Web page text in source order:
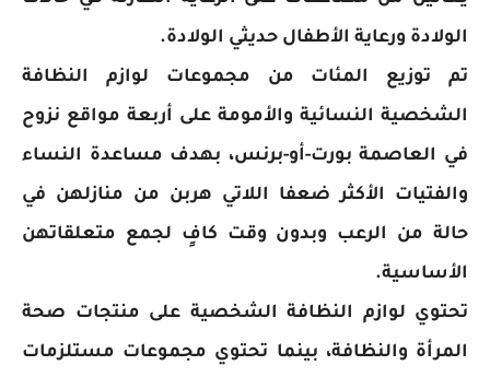
الولادة ورعاية الأطفال حديثي الولادة.
تم توزيع المئات من مجموعات لوازم النظافة
الشخصية النسائية والأمومة على أربعة مواقع نزوح
في العاصمة بورت-أو-برنس، بهدف مساعدة النساء
والفتيات الأكثر ضعفا اللاتي هربن من منازلهن في
حالة من الرعب وبدون وقت كافٍ لجمع متعلقاتهن
الأساسية.
تحتوي لوازم النظافة الشخصية على منتجات صحة
المرأة والنظافة، بينما تحتوي مجموعات مستلزمات